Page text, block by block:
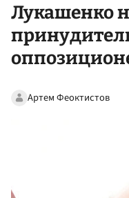
Лукашенко
Артем Феоктистов